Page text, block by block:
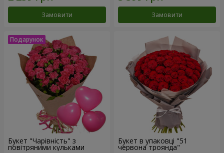
Замовити Замовити
Букет "Чарівність" з
повітряними кульками
Букет в упаковці "51
червона троянда"